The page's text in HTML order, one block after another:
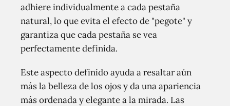
adhiere individualmente a cada pestaña
natural, lo que evita el efecto de "pegote" y
garantiza que cada pestaña se vea
perfectamente definida.
Este aspecto definido ayuda a resaltar aún
más la belleza de los ojos y da una apariencia
más ordenada y elegante a la mirada. Las